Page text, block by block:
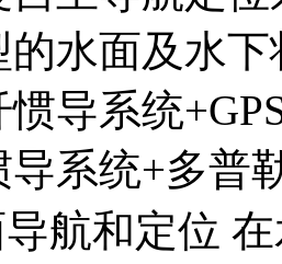
水面及水
导系统
导系统+多普
航和定位